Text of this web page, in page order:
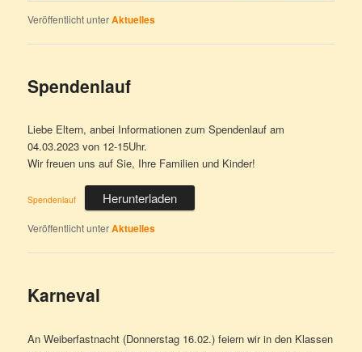
Veröffentlicht unterAktuelles
Spendenlauf
Liebe Eltern, anbei Informationen zum Spendenlauf am
04.03.2023 von 12-15Uhr.
Wir freuen uns auf Sie, Ihre Familien und Kinder!
Spendenlauf Herunterladen
Veröffentlicht unterAktuelles
Karneval
An Weiberfastnacht (Donnerstag 16.02.) feiern wir in den Klassen